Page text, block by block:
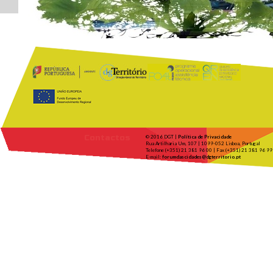
© 2016 DGT | Política de Privacidade
Rua Artilharia Um, 107 | 1099-052 Lisboa, Portugal
Telefone (+351) 21 381 96 00 | Fax (+351) 21 381 96 99
E-mail: forumdascidades@dgterritorio.pt